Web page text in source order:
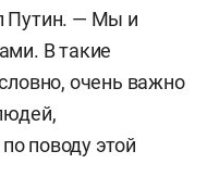
Путин. — Мы и
В такие
очень важно
поводу этой